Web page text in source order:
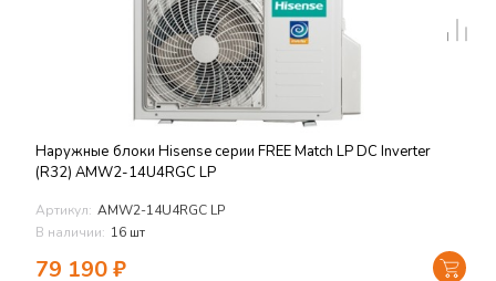
Наружные блоки Hisense серии FREE Match LP DC Inverter
(R32) AMW2-14U4RGC LP
Артикул: AMW2-14U4RGC LP
В наличии: 16 шт
79 190₽